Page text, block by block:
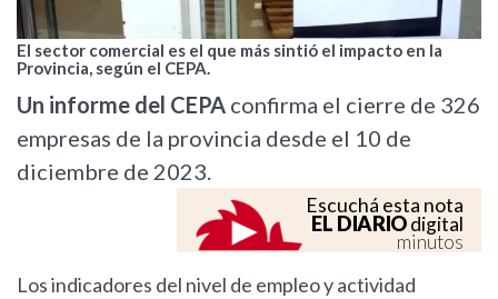
El sector comercial es el que más sintió el impacto en la
Provincia, según el CEPA.
Un informe del CEPA confirma el cierre de 326
empresas de la provincia desde el 10 de
diciembre de 2023.
Escuchá esta nota
EL DIARIOdigital
minutos
Los indicadores del nivel de empleo y actividad